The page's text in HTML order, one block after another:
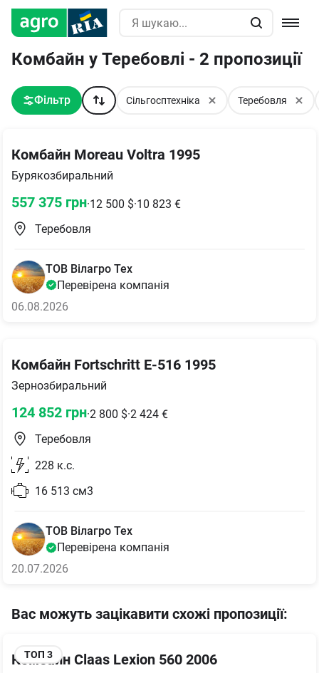
Комбайн у Теребовлі - 2 пропозиції
Фільтр Сільгосптехніка Теребовля
Комбайн Moreau Voltra 1995
Бурякозбиральний
557 375 грн·12 500 $·10 823 €
Теребовля
ТОВ Вілагро Тех
Перевірена компанія
06.08.2026
Комбайн Fortschritt E-516 1995
Зернозбиральний
124 852 грн·2 800 $·2 424 €
Теребовля
228 к.с.
16 513 см3
ТОВ Вілагро Тех
Перевірена компанія
20.07.2026
Вас можуть зацікавити схожі пропозиції:
ТОП 3
Комбайн Claas Lexion 560 2006